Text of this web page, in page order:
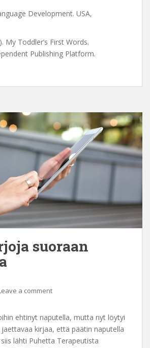
Development. USA,
My Toddler’s First Words.
Publishing Platform.
suoraan
a comment
ehtinyt naputella, mutta nyt löytyi
kirjaa, että päätin naputella
lähti Puhetta Terapeutista